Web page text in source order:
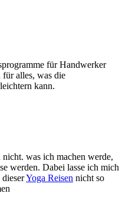
für Handwerker
alles, was die
kann.
was ich machen werde,
werden. Dabei lasse ich mich
dieserYoga Reisen nicht so